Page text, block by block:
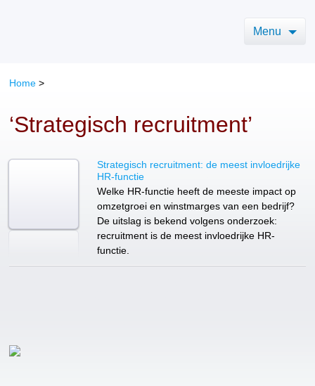
Menu
Home >
‘Strategisch recruitment’
Strategisch recruitment: de meest invloedrijke
HR-functie
Welke HR-functie heeft de meeste impact op
omzetgroei en winstmarges van een bedrijf?
De uitslag is bekend volgens onderzoek:
recruitment is de meest invloedrijke HR-
functie.